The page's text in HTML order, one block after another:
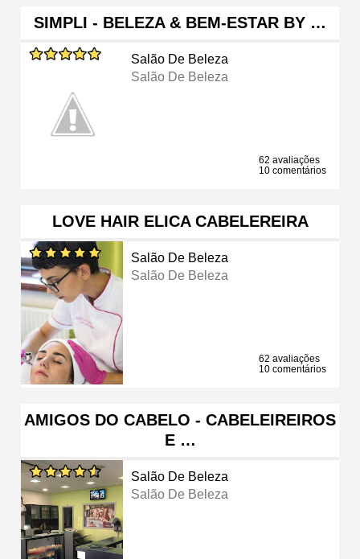
SIMPLI - BELEZA & BEM-ESTAR BY …
Salão De Beleza
Salão De Beleza
62 avaliações
10 comentários
LOVE HAIR ELICA CABELEREIRA
Salão De Beleza
Salão De Beleza
62 avaliações
10 comentários
AMIGOS DO CABELO - CABELEIREIROS
E …
Salão De Beleza
Salão De Beleza